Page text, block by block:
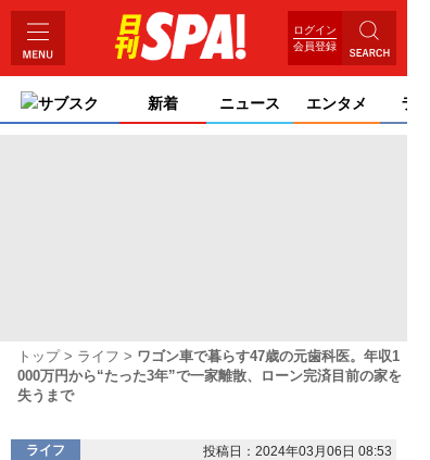
ログイン
会員登録
サブスク 新着 ニュース エンタメ ライ
トップ ライフ
ワゴン車で暮らす47歳の元歯科医。年収1
000万円から“たった3年”で一家離散、ローン完済目前の家を
失うまで
ライフ 投稿日：2024年03月06日 08:53